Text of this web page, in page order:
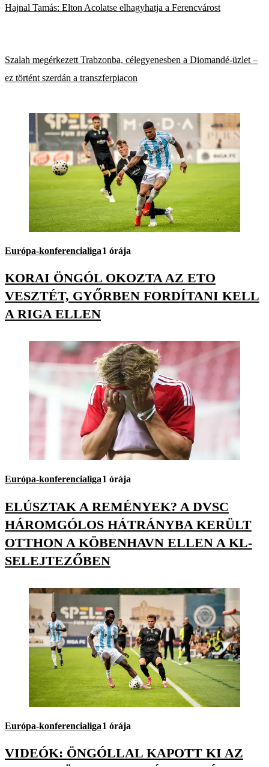
Hajnal Tamás: Elton Acolatse elhagyhatja a Ferencvárost
Szalah megérkezett Trabzonba, célegyenesben a Diomandé-üzlet –
ez történt szerdán a transzferpiacon
Európa-konferencialiga1 órája
KORAI ÖNGÓL OKOZTA AZ ETO
VESZTÉT, GYŐRBEN FORDÍTANI KELL
A RIGA ELLEN
Európa-konferencialiga1 órája
ELÚSZTAK A REMÉNYEK? A DVSC
HÁROMGÓLOS HÁTRÁNYBA KERÜLT
OTTHON A KÖBENHAVN ELLEN A KL-
SELEJTEZŐBEN
Európa-konferencialiga1 órája
VIDEÓK: ÖNGÓLLAL KAPOTT KI AZ